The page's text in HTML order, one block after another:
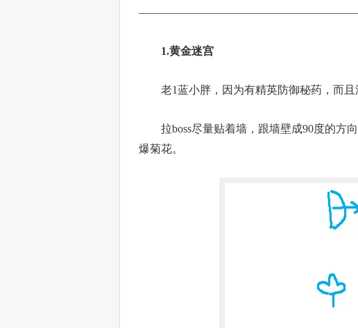
1.黄金迷宫
老1蓝小胖，因为有精英防御秘药，而且
拉boss尽量贴着墙，跟墙壁成90度的方向
爆菊花。